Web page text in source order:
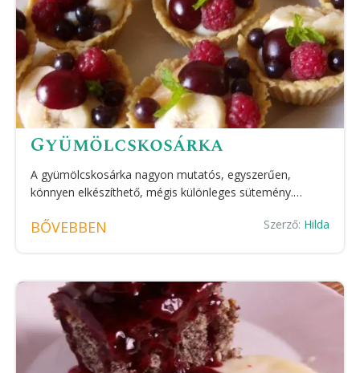
Gyümölcskosárka
A gyümölcskosárka nagyon mutatós, egyszerűen,
könnyen elkészíthető, mégis különleges sütemény.…
BŐVEBBEN Szerző: Hilda